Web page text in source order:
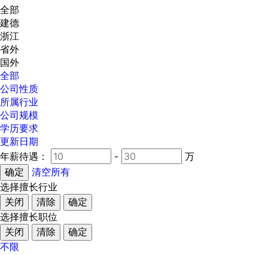
全部
建德
浙江
省外
国外
全部
公司性质
所属行业
公司规模
学历要求
更新日期
年薪待遇：
-
万
清空所有
选择擅长行业
关闭
清除
确定
选择擅长职位
关闭
清除
确定
不限